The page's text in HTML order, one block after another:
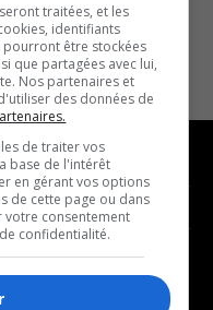
franco
récemment
traitées, et les
identifiants
pourront être stockées
que partagées avec lui,
Nos partenaires et
des données de
de traiter vos
base de l'intérêt
en gérant vos options
de cette page ou dans
consentement
confidentialité.